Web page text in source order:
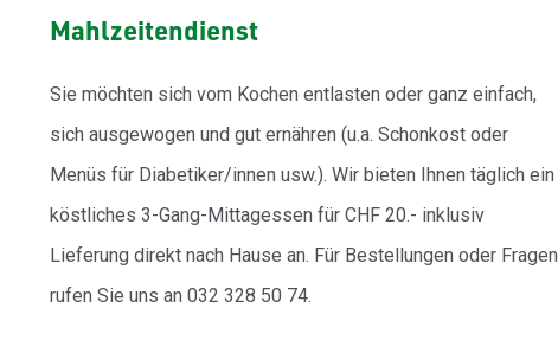
Mahlzeitendienst
Sie möchten sich vom Kochen entlasten oder ganz einfach,
sich ausgewogen und gut ernähren (u.a. Schonkost oder
Menüs für Diabetiker/innen usw.). Wir bieten Ihnen täglich ein
köstliches 3-Gang-Mittagessen für CHF 20.- inklusiv
Lieferung direkt nach Hause an. Für Bestellungen oder Fragen
rufen Sie uns an 032 328 50 74.